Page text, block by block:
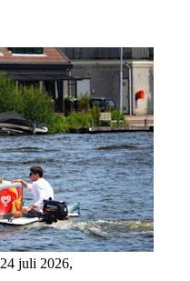
24 juli 2026,